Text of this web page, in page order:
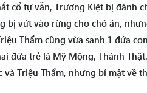
cổ tự vẫn, Trương Kiệt bị đánh
bị vứt vào rừng cho chó ăn,
Thẩm cũng vừa sanh 1 đứa
đứa trẻ là Mỹ Mộng, Thành
Triệu Thẩm, nhưng bí mật về